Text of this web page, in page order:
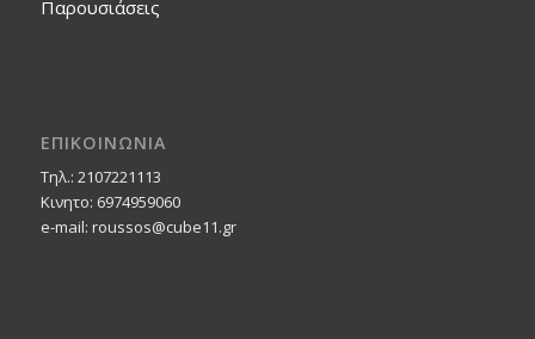
Παρουσιάσεις
ΕΠΙΚΟΙΝΩΝΙΑ
Τηλ.: 2107221113
Κινητο: 6974959060
e-mail: roussos@cube11.gr